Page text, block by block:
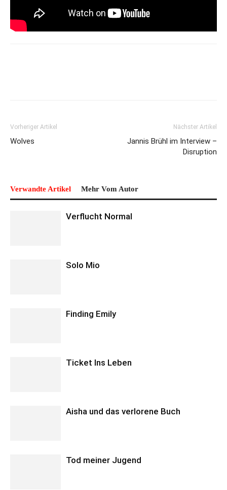
Vorheriger Artikel
Wolves
Nächster Artikel
Jannis Brühl im Interview –
Disruption
Verwandte Artikel Mehr Vom Autor
Verflucht Normal
Solo Mio
Finding Emily
Ticket Ins Leben
Aisha und das verlorene Buch
Tod meiner Jugend